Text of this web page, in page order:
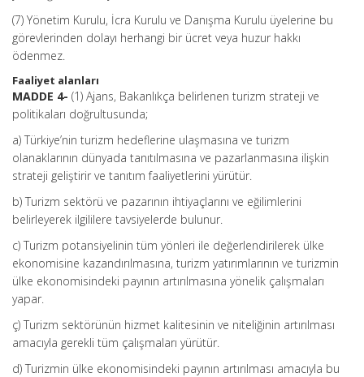
(7) Yönetim Kurulu, İcra Kurulu ve Danışma Kurulu üyelerine bu
görevlerinden dolayı herhangi bir ücret veya huzur hakkı
ödenmez.
Faaliyet alanları
MADDE 4- (1) Ajans, Bakanlıkça belirlenen turizm strateji ve
politikaları doğrultusunda;
a) Türkiye’nin turizm hedeflerine ulaşmasına ve turizm
olanaklarının dünyada tanıtılmasına ve pazarlanmasına ilişkin
strateji geliştirir ve tanıtım faaliyetlerini yürütür.
b) Turizm sektörü ve pazarının ihtiyaçlarını ve eğilimlerini
belirleyerek ilgililere tavsiyelerde bulunur.
c) Turizm potansiyelinin tüm yönleri ile değerlendirilerek ülke
ekonomisine kazandırılmasına, turizm yatırımlarının ve turizmin
ülke ekonomisindeki payının artırılmasına yönelik çalışmaları
yapar.
ç) Turizm sektörünün hizmet kalitesinin ve niteliğinin artırılması
amacıyla gerekli tüm çalışmaları yürütür.
d) Turizmin ülke ekonomisindeki payının artırılması amacıyla bu